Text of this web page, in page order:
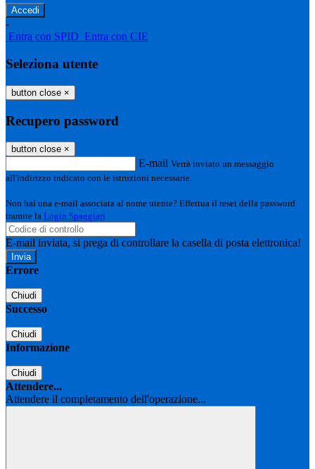
-
Entra con SPID Entra con CIE
Seleziona utente
button close ×
Recupero password
button close ×
E-mail Verrà inviato un messaggio
all'indirizzo indicato con le istruzioni necessarie.
Non hai una e-mail associata al nome utente? Effettua il reset della password
tramite la Login Spaggiari
E-mail inviata, si prega di controllare la casella di posta elettronica!
Errore
Chiudi
Successo
Chiudi
Informazione
Chiudi
Attendere...
Attendere il completamento dell'operazione...